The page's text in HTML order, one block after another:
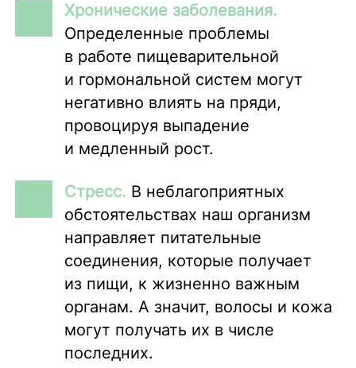
Хронические заболевания.
Определенные проблемы
в работе пищеварительной
и гормональной систем могут
негативно влиять на пряди,
провоцируя выпадение
и медленный рост.
Стресс. В неблагоприятных
обстоятельствах наш организм
направляет питательные
соединения, которые получает
из пищи, к жизненно важным
органам. А значит, волосы и кожа
могут получать их в числе
последних.